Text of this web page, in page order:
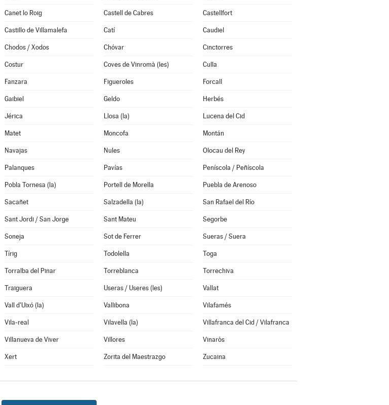
Canet lo Roig Castell de Cabres Castellfort
Castillo de Villamalefa Catí Caudiel
Chodos / Xodos Chóvar Cinctorres
Costur Coves de Vinromà (les) Culla
Fanzara Figueroles Forcall
Gaibiel Geldo Herbés
Jérica Llosa (la) Lucena del Cid
Matet Moncofa Montán
Navajas Nules Olocau del Rey
Palanques Pavías Peníscola / Peñíscola
Pobla Tornesa (la) Portell de Morella Puebla de Arenoso
Sacañet Salzadella (la) San Rafael del Río
Sant Jordi / San Jorge Sant Mateu Segorbe
Soneja Sot de Ferrer Sueras / Suera
Tírig Todolella Toga
Torralba del Pinar Torreblanca Torrechiva
Traiguera Useras / Useres (les) Vallat
Vall d'Uixó (la) Vallibona Vilafamés
Vila-real Vilavella (la) Villafranca del Cid / Vilafranca
Villanueva de Viver Villores Vinaròs
Xert Zorita del Maestrazgo Zucaina